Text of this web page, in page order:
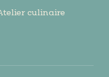
culinaire